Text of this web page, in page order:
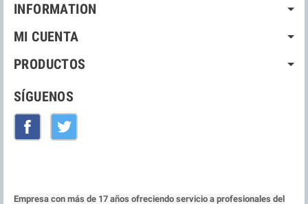
INFORMATION
MI CUENTA
PRODUCTOS
SÍGUENOS
Facebook
Empresa con más de 17 años ofreciendo servicio a profesionales del